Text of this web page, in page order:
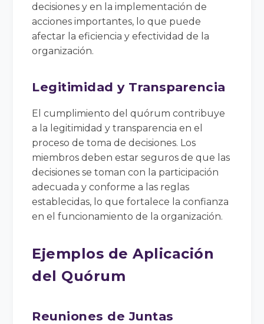
decisiones y en la implementación de
acciones importantes, lo que puede
afectar la eficiencia y efectividad de la
organización.
Legitimidad y Transparencia
El cumplimiento del quórum contribuye
a la legitimidad y transparencia en el
proceso de toma de decisiones. Los
miembros deben estar seguros de que las
decisiones se toman con la participación
adecuada y conforme a las reglas
establecidas, lo que fortalece la confianza
en el funcionamiento de la organización.
Ejemplos de Aplicación
del Quórum
Reuniones de Juntas